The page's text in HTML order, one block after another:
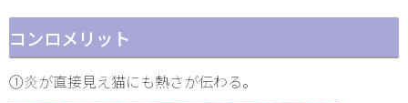
コンロメリット
①炎が直接見え猫にも熱さが伝わる。